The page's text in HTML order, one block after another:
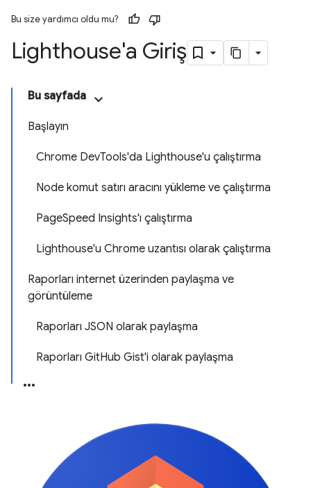
Bu size yardımcı oldu mu?
Lighthouse'a Giriş
Bu sayfada
Başlayın
Chrome DevTools'da Lighthouse'u çalıştırma
Node komut satırı aracını yükleme ve çalıştırma
PageSpeed Insights'ı çalıştırma
Lighthouse'u Chrome uzantısı olarak çalıştırma
Raporları internet üzerinden paylaşma ve
görüntüleme
Raporları JSON olarak paylaşma
Raporları GitHub Gist'i olarak paylaşma